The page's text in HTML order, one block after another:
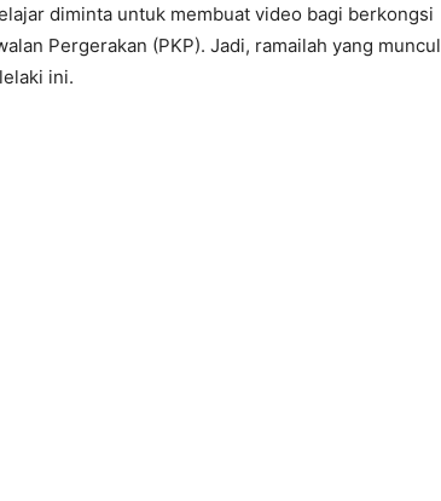
diminta untuk membuat video bagi berkongsi
Pergerakan (PKP). Jadi, ramailah yang muncul
ini.